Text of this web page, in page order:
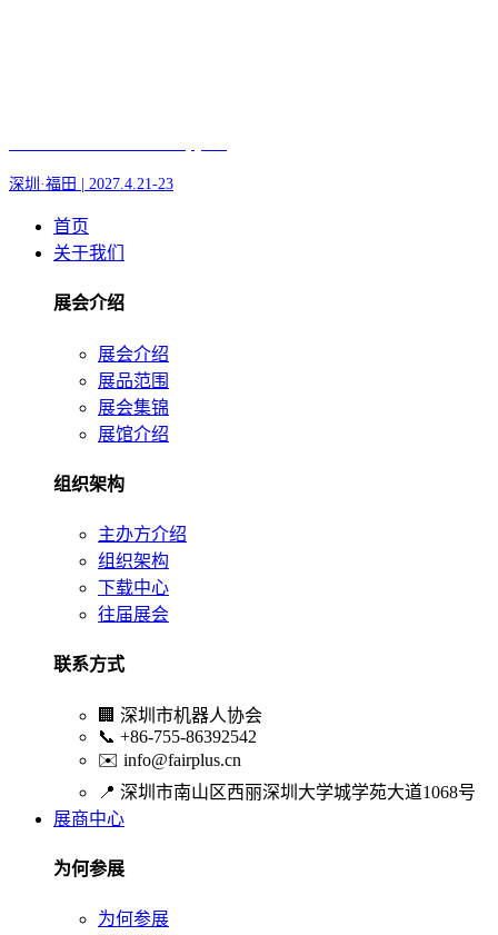
深圳·福田 | 2027.4.21-23
首页
关于我们
展会介绍
展会介绍
展品范围
展会集锦
展馆介绍
组织架构
主办方介绍
组织架构
下载中心
往届展会
联系方式
🏢 深圳市机器人协会
📞 +86-755-86392542
✉️ info@fairplus.cn
📍 深圳市南山区西丽深圳大学城学苑大道1068号
展商中心
为何参展
为何参展